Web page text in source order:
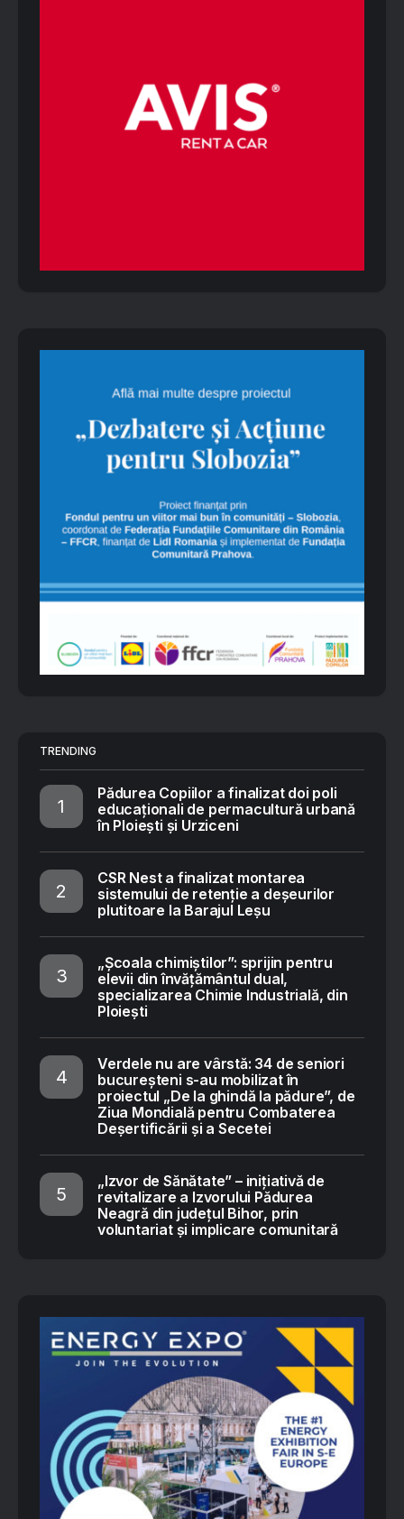
TRENDING
Pădurea Copiilor a finalizat doi poli
educaționali de permacultură urbană
în Ploiești și Urziceni
CSR Nest a finalizat montarea
sistemului de retenție a deșeurilor
plutitoare la Barajul Leșu
„Școala chimiștilor”: sprijin pentru
elevii din învățământul dual,
specializarea Chimie Industrială, din
Ploiești
Verdele nu are vârstă: 34 de seniori
bucureșteni s-au mobilizat în
proiectul „De la ghindă la pădure”, de
Ziua Mondială pentru Combaterea
Deșertificării și a Secetei
„Izvor de Sănătate” – inițiativă de
revitalizare a Izvorului Pădurea
Neagră din județul Bihor, prin
voluntariat și implicare comunitară